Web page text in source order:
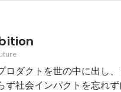
ロダクトを世の中に出し
ず社会インパクトを忘れ